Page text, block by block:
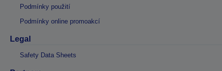
Podmínky použití
Podmínky online promoakcí
Legal
Safety Data Sheets